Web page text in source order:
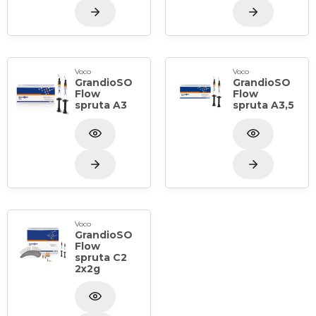
Voco
GrandioSO
Flow
spruta A3
Voco
GrandioSO
Flow
spruta A3,5
Voco
GrandioSO
Flow
spruta C2
2x2g